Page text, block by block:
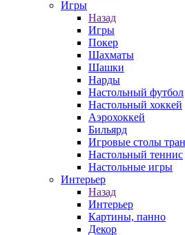
Игры
Назад
Игры
Покер
Шахматы
Шашки
Нарды
Настольный футбол
Настольный хоккей
Аэрохоккей
Бильярд
Игровые столы
Настольный теннис
Настольные игры
Интерьер
Назад
Интерьер
Картины, панно
Декор